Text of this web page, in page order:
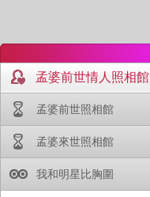
孟婆前世情人照相館
孟婆前世照相館
孟婆來世照相館
我和明星比胸圍